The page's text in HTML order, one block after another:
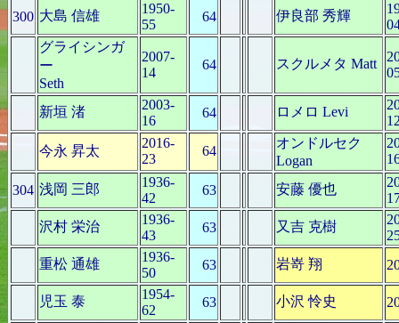
300 大島 信雄
1950-
55
64 伊良部 秀輝
グライシンガ
ー
Seth
2007-
14
64 スクルメタ Matt
新垣 渚
2003-
16
64 ロメロ Levi
今永 昇太
2016-
23
64
オンドルセク
Logan
304 浅岡 三郎
1936-
42
63 安藤 優也
沢村 栄治
1936-
43
63 又吉 克樹
重松 通雄
1936-
50
63 岩嵜 翔
児玉 泰
1954-
62
63 小沢 怜史